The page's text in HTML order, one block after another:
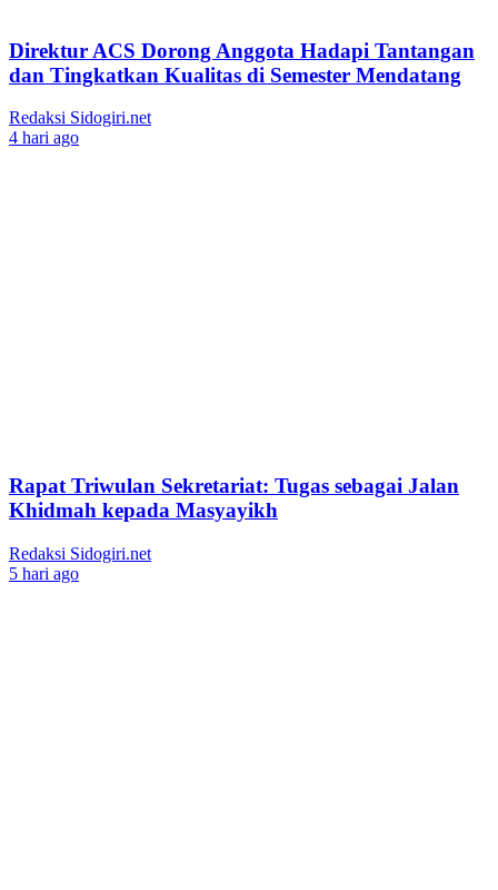
Direktur ACS Dorong Anggota Hadapi Tantangan
dan Tingkatkan Kualitas di Semester Mendatang
Redaksi Sidogiri.net
4 hari ago
Rapat Triwulan Sekretariat: Tugas sebagai Jalan
Khidmah kepada Masyayikh
Redaksi Sidogiri.net
5 hari ago